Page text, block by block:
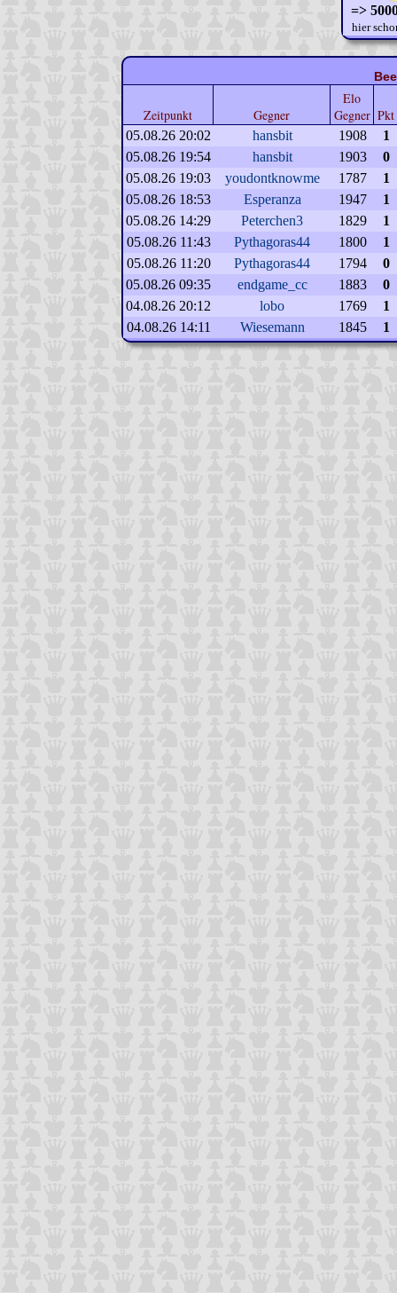
=>
hier
Zeitpunkt Gegner
Elo
Gegner Pkt
05.08.26 20:02 hansbit 1908
1
05.08.26 19:54
hansbit 1903
0
05.08.26 19:03
youdontknowme 1787
1
05.08.26 18:53
Esperanza 1947
1
05.08.26 14:29
Peterchen3 1829
1
05.08.26 11:43
Pythagoras44 1800
1
05.08.26 11:20
Pythagoras44 1794
0
05.08.26 09:35
endgame_cc 1883
0
04.08.26 20:12
lobo 1769
1
04.08.26 14:11
Wiesemann 1845 1